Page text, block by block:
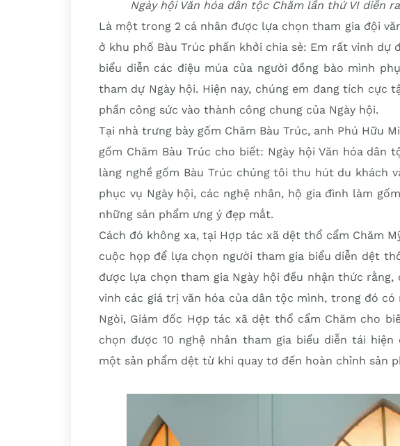
Ngày hội Văn hóa dân tộc Chăm lần thứ VI diễn
Là một trong 2 cá nhân được lựa chọn tham gia đội
ở khu phố Bàu Trúc phấn khởi chia sẻ: Em rất vinh dự
biểu diễn các điệu múa của người đồng bào mình
tham dự Ngày hội. Hiện nay, chúng em đang tích cực
phần công sức vào thành công chung của Ngày hội.
Tại nhà trưng bày gốm Chăm Bàu Trúc, anh Phú Hữu
gốm Chăm Bàu Trúc cho biết: Ngày hội Văn hóa dân
làng nghề gốm Bàu Trúc chúng tôi thu hút du khách
phục vụ Ngày hội, các nghệ nhân, hộ gia đình làm
những sản phẩm ưng ý đẹp mắt.
Cách đó không xa, tại Hợp tác xã dệt thổ cẩm Chăm
cuộc họp để lựa chọn người tham gia biểu diễn dệt
được lựa chọn tham gia Ngày hội đều nhận thức
vinh các giá trị văn hóa của dân tộc mình, trong đó có
Ngòi, Giám đốc Hợp tác xã dệt thổ cẩm Chăm cho
chọn được 10 nghệ nhân tham gia biểu diễn tái
một sản phẩm dệt từ khi quay tơ đến hoàn chỉnh sản